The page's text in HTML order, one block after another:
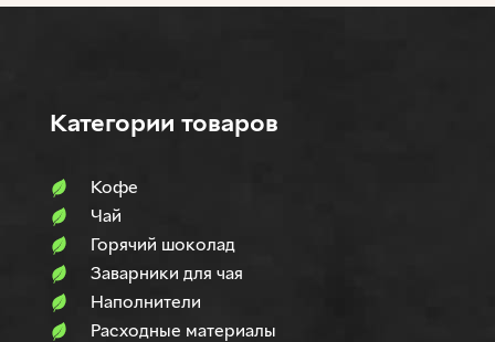
Категории товаров
Кофе
Чай
Горячий шоколад
Заварники для чая
Наполнители
Расходные материалы